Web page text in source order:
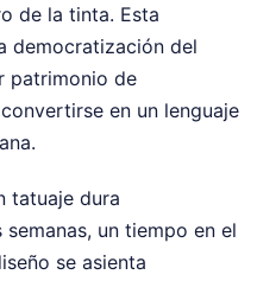
de la tinta. Esta
democratización del
patrimonio de
en un lenguaje
tatuaje dura
un tiempo en el
se asienta